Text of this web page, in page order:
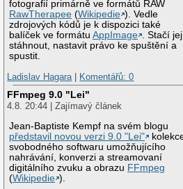
fotografií primárně ve formátů RAW
RawTherapee (Wikipedie ). Vedle
zdrojových kódů je k dispozici také
balíček ve formátuAppImage . Stačí jej
stáhnout, nastavit právo ke spuštění a
spustit.
Ladislav Hagara
Komentářů: 0
FFmpeg 9.0 "Lei"
4.8. 20:44 | Zajímavý článek
Jean-Baptiste Kempf na svém blogu
představil novou verzi 9.0 "Lei"
svobodného softwaru umožňujícího
nahrávání, konverzi a streamovaní
digitálního zvuku a obrazu FFmpeg
(Wikipedie ).